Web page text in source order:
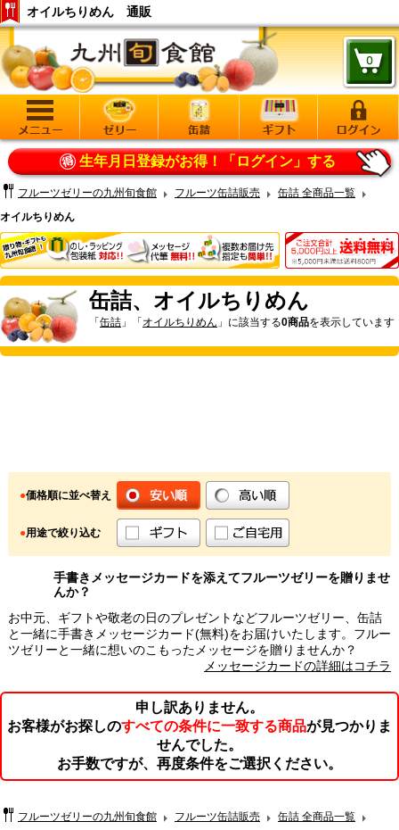
オイルちりめん 通販
生年月日登録がお得！ 「ログイン」する
フルーツゼリーの九州旬食館 フルーツ缶詰販売
缶詰 全商品一覧
オイルちりめん
缶詰、オイルちりめん
「缶詰 」「オイルちりめん 」に該当する0商品を表示しています
●価格順に並べ替え
●用途で絞り込む
手書きメッセージカードを添えてフルーツゼリーを贈りませ
んか？
お中元、ギフトや敬老の日のプレゼントなどフルーツゼリー、缶詰
と一緒に手書きメッセージカード(無料)をお届けいたします。フルー
ツゼリーと一緒に想いのこもったメッセージを贈りませんか？
メッセージカードの詳細はコチラ
申し訳ありません。
お客様がお探しのすべての条件に一致する商品が見つかりま
せんでした。
お手数ですが、再度条件をご選択ください。
フルーツゼリーの九州旬食館 フルーツ缶詰販売
缶詰 全商品一覧